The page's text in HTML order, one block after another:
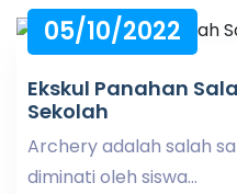
05/10/2022
Ekskul Panahan
Sekolah
Archery adalah salah
diminati oleh siswa...